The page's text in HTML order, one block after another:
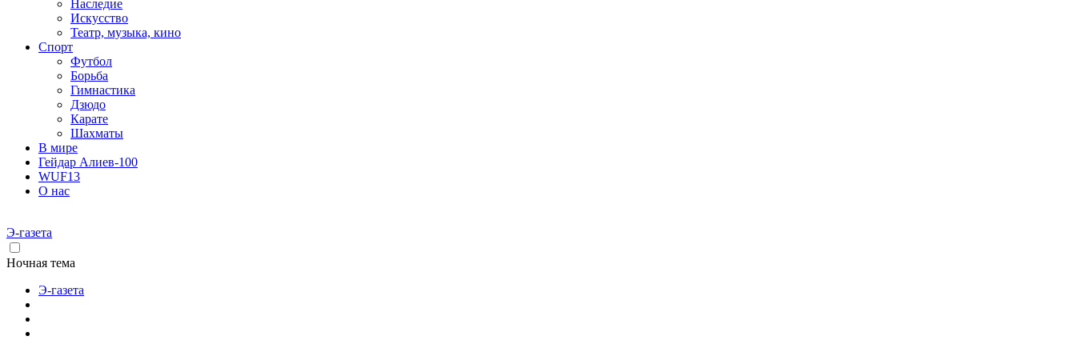
Наследие
Искусство
Театр, музыка, кино
Спорт
Футбол
Борьба
Гимнастика
Дзюдо
Карате
Шахматы
В мире
Гейдар Алиев-100
WUF13
О нас
Э-газета
Ночная тема
Э-газета